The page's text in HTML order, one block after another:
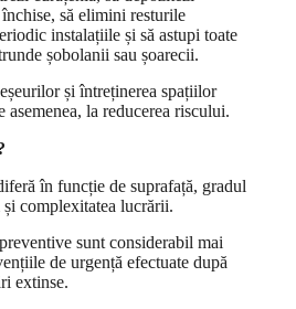
să elimini resturile
instalațiile și să astupi toate
șobolanii sau șoarecii.
și întreținerea spațiilor
la reducerea riscului.
în funcție de suprafață, gradul
complexitatea lucrării.
sunt considerabil mai
de urgență efectuate după
extinse.